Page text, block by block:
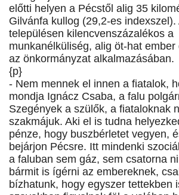
előtti helyen a Pécstől alig 35
Gilvánfa kullog (29,2-es indexszel).
településen kilencvenszázalékos a
munkanélküliség, alig öt-hat
az önkormányzat alkalmazásában.
{p}
- Nem mennek el innen a fiatalok,
mondja Ignácz Csaba, a falu
Szegények a szülők, a fiataloknak
szakmájuk. Aki el is tudna
pénze, hogy buszbérletet vegyen,
bejárjon Pécsre. Itt mindenki
a faluban sem gáz, sem csatorna
bármit is ígérni az embereknek,
bízhatunk, hogy egyszer tettekben